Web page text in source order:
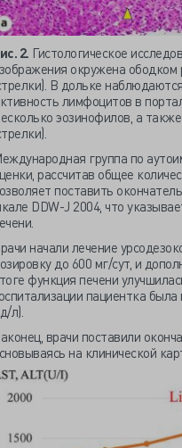
2. Гистологическое
окружена ободком
В дольке
лимфоцитов в
эозинофилов, а
группа по
рассчитав общее
поставить
DDW-J 2004, что
начали лечение
до 600 мг/сут, и
функция печени
пациентка
л).
врачи поставили
на клинической